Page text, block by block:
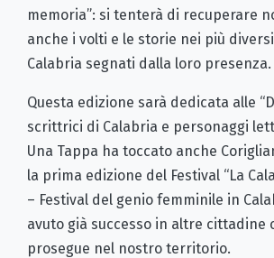
memoria”: si tenterà di recuperare
anche i volti e le storie nei più
Calabria segnati dalla loro presenza.
Questa edizione sarà dedicata alle
scrittrici di Calabria e personaggi
Una Tappa ha toccato anche
la prima edizione del Festival “La
– Festival del genio femminile in
avuto già successo in altre cittadine
prosegue nel nostro territorio.